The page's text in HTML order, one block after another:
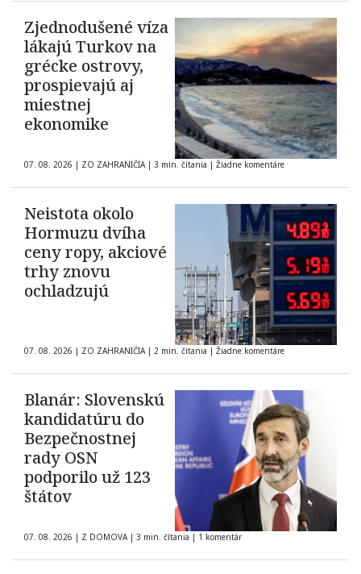
Zjednodušené víza
lákajú Turkov na
grécke ostrovy,
prospievajú aj
miestnej
ekonomike
07. 08. 2026 | ZO ZAHRANIČIA | 3 min. čítania | Žiadne komentáre
Neistota okolo
Hormuzu dvíha
ceny ropy, akciové
trhy znovu
ochladzujú
07. 08. 2026 | ZO ZAHRANIČIA | 2 min. čítania | Žiadne komentáre
Blanár: Slovenskú
kandidatúru do
Bezpečnostnej
rady OSN
podporilo už 123
štátov
07. 08. 2026 | Z DOMOVA | 3 min. čítania | 1 komentár